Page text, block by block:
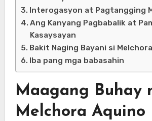
Interogasyon at Pagtangging
Ang Kanyang Pagbabalik at
Kasaysayan
Bakit Naging Bayani si
Iba pang mga babasahin
Maagang Buhay
Melchora Aquino